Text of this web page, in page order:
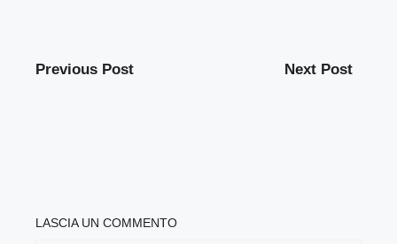
Previous Post Next Post
LASCIA UN COMMENTO